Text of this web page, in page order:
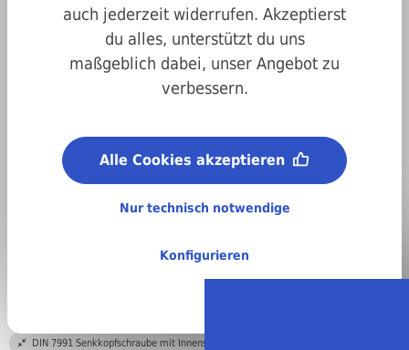
1007991240080
DIN 7991 Senkkopfschraube mit Innensechskant
auch jederzeit widerrufen. Akzeptierst
du alles, unterstützt du uns
maßgeblich dabei, unser Angebot zu
verbessern.
Alle Cookies akzeptieren
Nur technisch notwendige
Konfigurieren